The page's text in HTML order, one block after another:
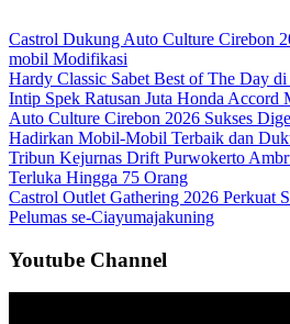
Castrol Dukung Auto Culture Cirebon
mobil Modifikasi
Hardy Classic Sabet Best of The Day
Intip Spek Ratusan Juta Honda Accord
Auto Culture Cirebon 2026 Sukses
Hadirkan Mobil-Mobil Terbaik dan
Tribun Kejurnas Drift Purwokerto
Terluka Hingga 75 Orang
Castrol Outlet Gathering 2026 Perkuat
Pelumas se-Ciayumajakuning
Youtube Channel